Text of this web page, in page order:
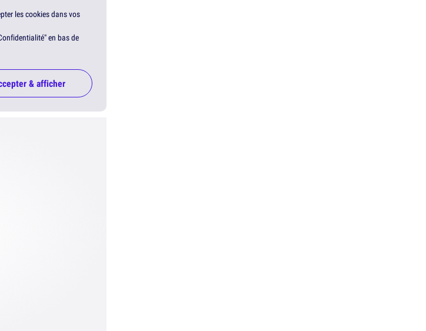
les cookies dans vos
en bas de
& afficher